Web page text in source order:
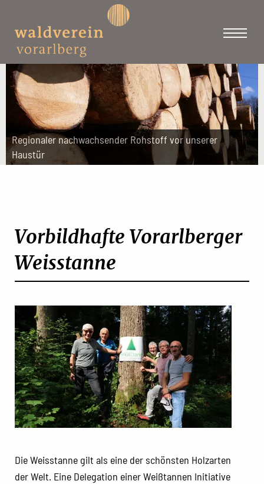
Regionaler nachwachsender Rohstoff vor unserer
Haustür
Vorbildhafte Vorarlberger
Weisstanne
Die Weisstanne gilt als eine der schönsten Holzarten
der Welt. Eine Delegation einer Weißtannen Initiative